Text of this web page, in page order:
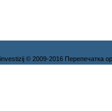
© 2009-2016 Перепечатка